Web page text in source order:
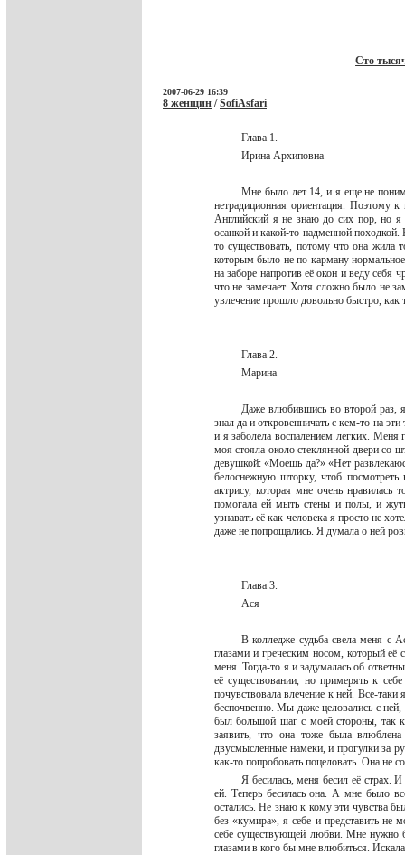
Сто
2007-06-29 16:39
8 женщин /SofiAsfari
Глава 1.
Ирина Архиповна
Мне было лет 14, и я еще не
нетрадиционная ориентация. Поэтому
Английский я не знаю до сих пор, но я
осанкой и какой-то надменной
то существовать, потому что она жила
которым было не по карману
на заборе напротив её окон и веду себя
что не замечает. Хотя сложно было не
увлечение прошло довольно быстро,
Глава 2.
Марина
Даже влюбившись во второй раз,
знал да и откровенничать с кем-то на
и я заболела воспалением легких. Меня
моя стояла около стеклянной двери со
девушкой: «Моешь да?» «Нет
белоснежную шторку, чтоб
актрису, которая мне очень
помогала ей мыть стены и полы, и
узнавать её как человека я просто не
даже не попрощались. Я думала о ней
Глава 3.
Ася
В колледже судьба свела меня с
глазами и греческим носом, который
меня. Тогда-то я и задумалась об
её существовании, но примерять к
почувствовала влечение к ней. Все-
беспочвенно. Мы даже целовались с ней,
был большой шаг с моей стороны, так
заявить, что она тоже была
двусмысленные намеки, и прогулки за
как-то попробовать поцеловать. Она не
Я бесилась, меня бесил её страх.
ей. Теперь бесилась она. А мне было
остались. Не знаю к кому эти чувства
без «кумира», я себе и представить
себе существующей любви. Мне нужно
глазами в кого бы мне влюбиться.